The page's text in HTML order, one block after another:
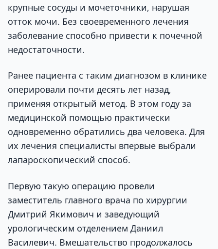
крупные сосуды и мочеточники, нарушая
отток мочи. Без своевременного лечения
заболевание способно привести к почечной
недостаточности.
Ранее пациента с таким диагнозом в клинике
оперировали почти десять лет назад,
применяя открытый метод. В этом году за
медицинской помощью практически
одновременно обратились два человека. Для
их лечения специалисты впервые выбрали
лапароскопический способ.
Первую такую операцию провели
заместитель главного врача по хирургии
Дмитрий Якимович и заведующий
урологическим отделением Даниил
Василевич. Вмешательство продолжалось